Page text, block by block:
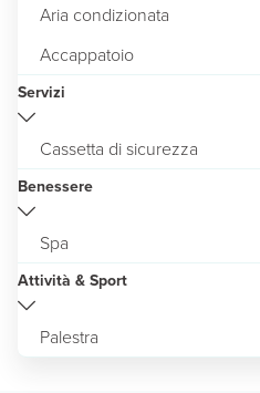
Aria condizionata
Accappatoio
Servizi
Cassetta di sicurezza
Benessere
Spa
Attività & Sport
Palestra